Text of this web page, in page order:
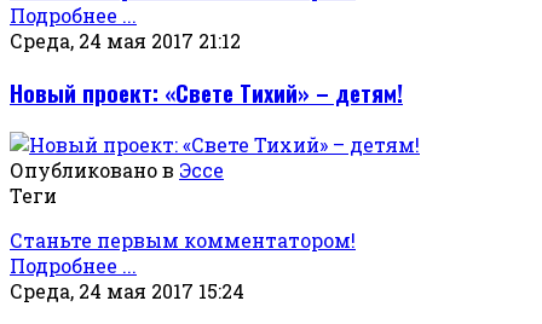
Подробнее ...
Среда, 24 мая 2017 21:12
Новый проект: «Свете Тихий» – детям!
Опубликовано в Эссе
Теги
Станьте первым комментатором!
Подробнее ...
Среда, 24 мая 2017 15:24